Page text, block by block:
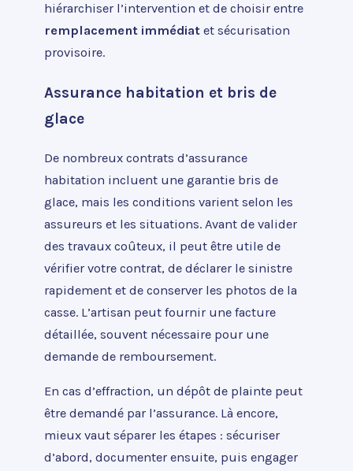
hiérarchiser l’intervention et de choisir entre
remplacement immédiat et sécurisation
provisoire.
Assurance habitation et bris de
glace
De nombreux contrats d’assurance
habitation incluent une garantie bris de
glace, mais les conditions varient selon les
assureurs et les situations. Avant de valider
des travaux coûteux, il peut être utile de
vérifier votre contrat, de déclarer le sinistre
rapidement et de conserver les photos de la
casse. L’artisan peut fournir une facture
détaillée, souvent nécessaire pour une
demande de remboursement.
En cas d’effraction, un dépôt de plainte peut
être demandé par l’assurance. Là encore,
mieux vaut séparer les étapes : sécuriser
d’abord, documenter ensuite, puis engager